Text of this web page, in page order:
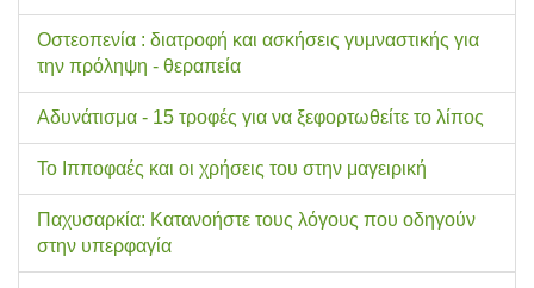
Οστεοπενία : διατροφή και ασκήσεις γυμναστικής για
την πρόληψη - θεραπεία
Αδυνάτισμα - 15 τροφές για να ξεφορτωθείτε το λίπος
Το Ιπποφαές και οι χρήσεις του στην μαγειρική
Παχυσαρκία: Κατανοήστε τους λόγους που οδηγούν
στην υπερφαγία